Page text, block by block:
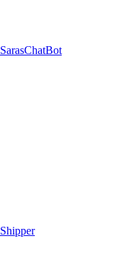
SarasChatBot
Shipper